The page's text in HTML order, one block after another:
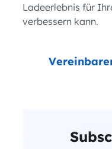
Ladeerlebnis für
verbessern kann.